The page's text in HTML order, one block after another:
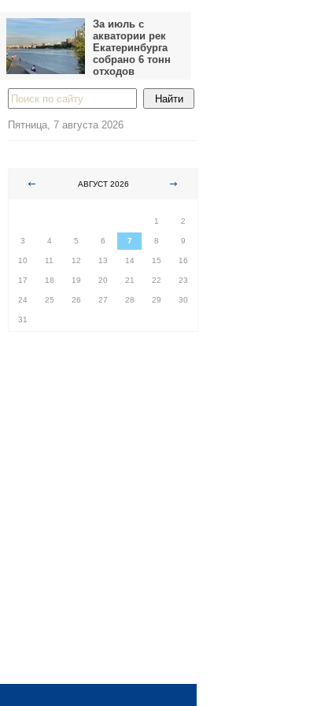
За июль с
акватории рек
Екатеринбурга
собрано 6 тонн
отходов
Пятница, 7 августа 2026
АВГУСТ 2026
1
2
3 4 5 6 7 8 9
10 11 12 13 14 15 16
17 18 19 20 21 22 23
24 25 26 27 28 29 30
31